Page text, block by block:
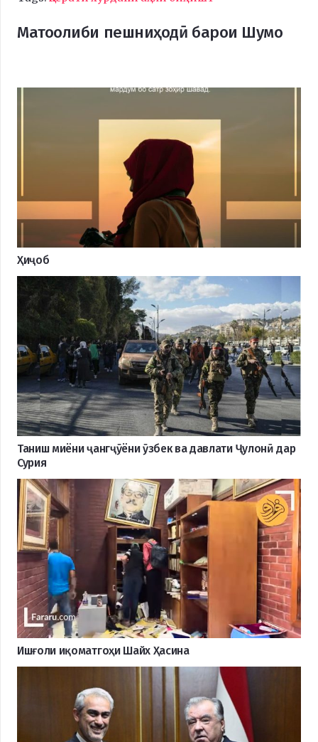
Матоолиби пешниҳодӣ барои Шумо
Ҳиҷоб
Таниш миёни ҷангҷӯёни ӯзбек ва давлати Ҷулонӣ дар
Сурия
Ишғоли иқоматгоҳи Шайх Ҳасина